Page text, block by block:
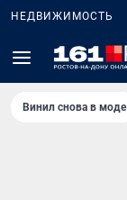
НЕДВИЖИМОСТЬ
Винил снова в моде